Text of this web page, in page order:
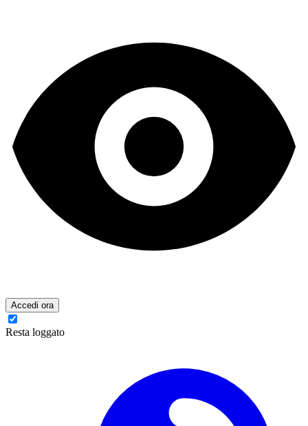
Accedi ora
Resta loggato